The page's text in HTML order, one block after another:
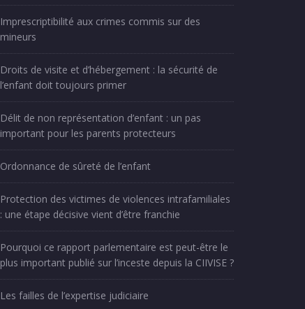
Imprescriptibilité aux crimes commis sur des
mineurs
Droits de visite et d’hébergement : la sécurité de
l’enfant doit toujours primer
Délit de non représentation d’enfant : un pas
important pour les parents protecteurs
Ordonnance de sûreté de l’enfant
Protection des victimes de violences intrafamiliales
: une étape décisive vient d’être franchie
Pourquoi ce rapport parlementaire est peut-être le
plus important publié sur l’inceste depuis la CIIVISE ?
Les failles de l’expertise judiciaire